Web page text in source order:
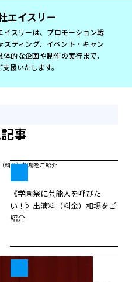
エイスリー
イスリーは、プロモーション戦
スティング、イベント・キャン
体的な企画や制作の実行まで、
援いたします。
事
《学園祭に芸能人を呼びた
い！》出演料（料金）相場をご
紹介